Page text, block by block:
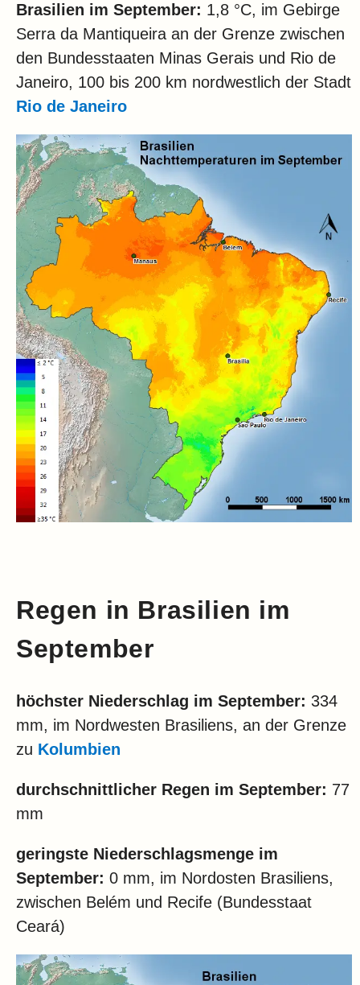
Brasilien im September: 1,8 °C, im Gebirge
Serra da Mantiqueira an der Grenze zwischen
den Bundesstaaten Minas Gerais und Rio de
Janeiro, 100 bis 200 km nordwestlich der Stadt
Rio de Janeiro
Regen in Brasilien im
September
höchster Niederschlag im September: 334
mm, im Nordwesten Brasiliens, an der Grenze
zu Kolumbien
durchschnittlicher Regen im September: 77
mm
geringste Niederschlagsmenge im
September: 0 mm, im Nordosten Brasiliens,
zwischen Belém und Recife (Bundesstaat
Ceará)